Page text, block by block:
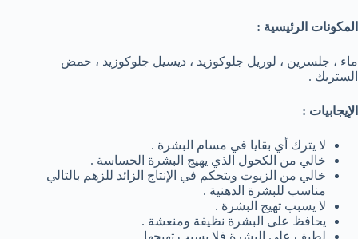
المكونات الرئيسية :
ماء ، جلسرين ، لوريل جلوكوزيد ، ديسيل جلوكوزيد ، حمض
الستريك .
الإيجابيات :
لا يترك أي بقايا في مسام البشرة .
خالي من الكحول الذي يهيج البشرة الحساسة .
خالي من الزيوت ويتحكم في الإنتاج الزائد للزهم بالتالي
مناسب للبشرة الدهنية .
لا يسبب تهيج البشرة .
يحافظ على البشرة نظيفة ومنعشة .
لطيف على البشرة فلا يسبب تهيجها .